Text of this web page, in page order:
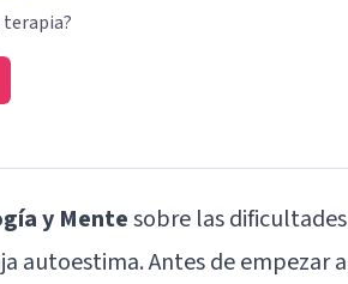
y Mentesobre las dificultades
autoestima. Antes de empezar a